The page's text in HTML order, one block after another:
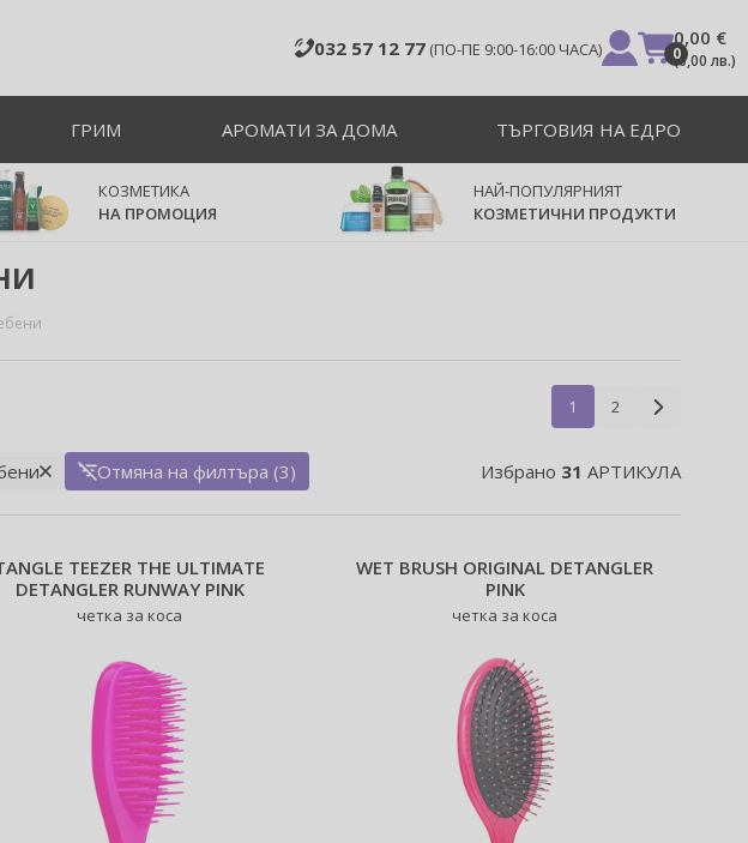
032 57 12 77 (ПО-ПЕ 9:00-16:00 ЧАСА) 0
0,00 €
(0,00 лв.)
ГРИМ АРОМАТИ ЗА ДОМА ТЪРГОВИЯ НА ЕДРО
КОЗМЕТИКА
НА ПРОМОЦИЯ
НАЙ-ПОПУЛЯРНИЯТ
КОЗМЕТИЧНИ ПРОДУКТИ
1 2
Избрано 31 АРТИКУЛА
Отмяна на филтъра (3)
TEEZER THE ULTIMATE
DETANGLER RUNWAY PINK
четка за коса
WET BRUSH ORIGINAL DETANGLER
PINK
четка за коса